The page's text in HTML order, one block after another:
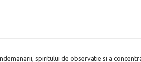
spiritului de observatie si a